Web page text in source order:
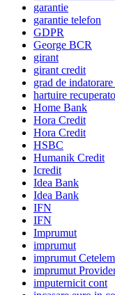
garantie
garantie telefon
GDPR
George BCR
girant
girant credit
grad de
hartuire
Home Bank
Hora Credit
Hora Credit
HSBC
Humanik Credit
Icredit
Idea Bank
Idea Bank
IFN
IFN
Imprumut
imprumut
imprumut Cetelem
imprumut
imputernicit cont